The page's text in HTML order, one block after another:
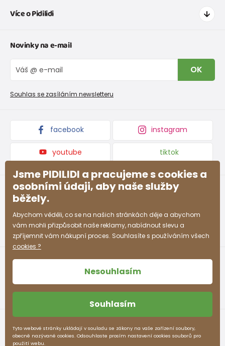
Doprava a platba
Tabulka velikostí obuvi
Vrácení zboží a reklamace
Reklamační řád
Více o Pidilidi
O nás
Blog
Velkoobchod PiDiLiDi
Affiliate program
Kolekce zboží
Novinky na e-mail
OK
Souhlas se zasíláním newsletteru
facebook instagram
youtube tiktok
pidilidi.cz © 2026. WebdesignLitvanyi.sk.
Jsme PIDILIDI a pracujeme s cookies a
osobními údaji, aby naše služby
běžely.
Abychom věděli, co se na našich stránkách děje a abychom
vám mohli přizpůsobit naše reklamy, nabídnout slevu a
zpříjemnit vám nákupní proces. Souhlasíte s používáním všech
cookies ?
Nesouhlasím
Souhlasím
Tyto webové stránky ukládají v souladu se zákony na vaše zařízení soubory,
obecně nazývané cookies. Odsouhlaste prosím nastavení cookies souborů pro
použití webu.